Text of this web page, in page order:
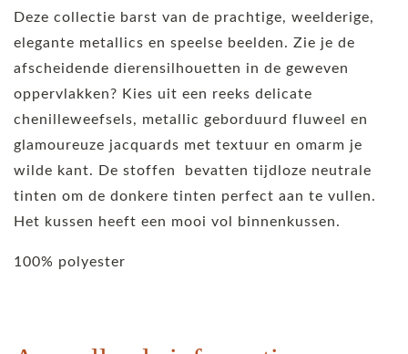
Deze collectie barst van de prachtige, weelderige,
elegante metallics en speelse beelden. Zie je de
afscheidende dierensilhouetten in de geweven
oppervlakken? Kies uit een reeks delicate
chenilleweefsels, metallic geborduurd fluweel en
glamoureuze jacquards met textuur en omarm je
wilde kant. De stoffen bevatten tijdloze neutrale
tinten om de donkere tinten perfect aan te vullen.
Het kussen heeft een mooi vol binnenkussen.
100% polyester